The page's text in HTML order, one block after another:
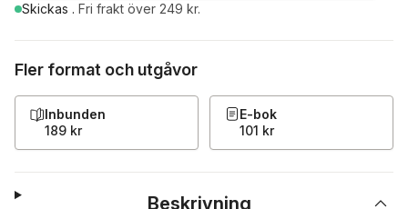
Skickas . Fri frakt över 249 kr.
Fler format och utgåvor
Inbunden
189 kr
E-bok
101 kr
Beskrivning